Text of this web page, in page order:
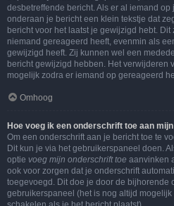
desbetreffende bericht. Als er al iemand
onderaan je bericht een klein tekstje dat
bericht voor het laatst je gewijzigd hebt.
niemand gereageerd heeft, evenmin als
gewijzigd heeft. Zij kunnen wel een
bericht gewijzigd hebben. Het verwijderen
mogelijk zodra er iemand op gereageerd
Omhoog
Hoe voeg ik een onderschrift toe aan
Om een onderschrift aan je bericht toe te
Dit kun je via het gebruikerspaneel doen.
optie voeg mijn onderschrift toe aanvinken
ook voor zorgen dat je onderschrift
toegevoegd. Dit doe je door de bijhorende
gebruikerspaneel (het is nog altijd mogelijk